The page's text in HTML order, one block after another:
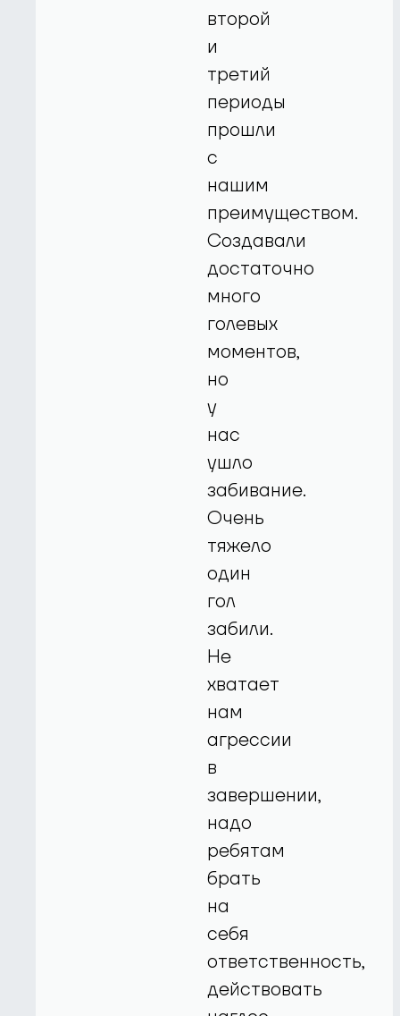
второй
и
третий
периоды
прошли
с
нашим
преимуществом.
Создавали
достаточно
много
голевых
моментов,
но
у
нас
ушло
забивание.
Очень
тяжело
один
гол
забили.
Не
хватает
нам
агрессии
в
завершении,
надо
ребятам
брать
на
себя
ответственность,
действовать